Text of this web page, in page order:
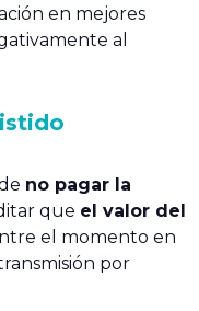
en mejores
al
no pagar la
que el valor del
el momento en
por